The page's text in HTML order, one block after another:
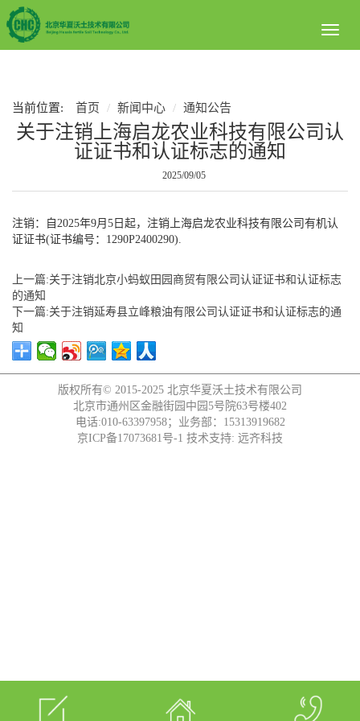
Toggle
当前位置: 首页 新闻中心 通知公告
关于注销上海启龙农业科技有限公司认
证证书和认证标志的通知
2025/09/05
注销：自2025年9月5日起，注销上海启龙农业科技有限公司有机认
证证书(证书编号： 1290P2400290).
上一篇:关于注销北京小蚂蚁田园商贸有限公司认证证书和认证标志
的通知
下一篇:关于注销延寿县立峰粮油有限公司认证证书和认证标志的通
知
版权所有© 2015-2025 北京华夏沃土技术有限公司
北京市通州区金融街园中园5号院63号楼402
电话:010-63397958；业务部：15313919682
京ICP备17073681号-1 技术支持: 远齐科技